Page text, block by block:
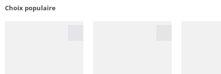
Choix populaire